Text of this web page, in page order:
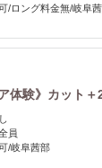
/ロング料金無/岐阜
ア体験》カット
員
/岐阜茜部